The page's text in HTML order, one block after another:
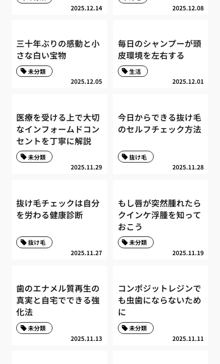
2025.12.14
2025.12.08
三十年ぶりの感動と小
さな白い宝物
2025.12.05
未分類
毎日のシャンプーが頭
皮環境を左右する
2025.12.01
生活
医療を受ける上で大切
なインフォームドコン
セントを丁寧に解説
2025.11.29
未分類
今日からできる抜け毛
のセルフチェック方法
2025.11.28
抜け毛
抜け毛チェックは自分
を労わる健康診断
2025.11.27
抜け毛
もし唇が突然腫れたら
クインケ浮腫を知って
おこう
2025.11.19
未分類
歯のエナメル質再生の
真実と自宅でできる強
化法
2025.11.13
未分類
コンポジットレジンで
も虫歯にならないため
に
2025.11.11
未分類